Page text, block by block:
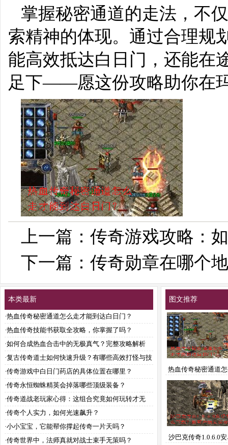
掌握秘密通道的走法，不
索精神的体现。通过合理规
能高效抵达白日门，还能在
足下——愿这份攻略助你在
上一篇： 传奇游戏攻略：
下一篇： 传奇勋章在哪个
本类最新
·热血传奇秘密通道怎么走才能到达白日门？
·热血传奇技能书获取全攻略，你掌握了吗？
·如何合成热血合击中的无极真气？完整攻略解析
·复古传奇道士如何快速升级？有哪些高效打怪与技
能搭配攻略？
·传奇游戏中白日门药店的具体位置在哪里？
·传奇永恒蜘蛛精英会掉落哪些顶级装备？
·传奇道战老玩家心得：这组合究竟如何玩转才无
敌？
·传奇个人实力，如何光速飙升？
·小小宝宝，它能帮你撑起传奇一片天吗？
·传奇世界中，法师真就对战士束手无策吗？
图文推荐
热血传奇秘密通道
能到达白日门
沙巴克传奇1.0.6.0